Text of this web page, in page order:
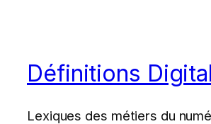
Définitions Digital
Lexiques des métiers du